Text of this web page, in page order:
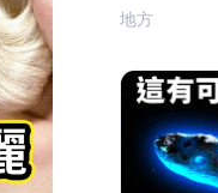
地方